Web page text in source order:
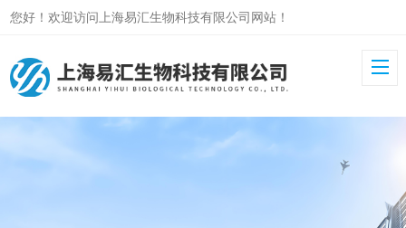
您好！欢迎访问上海易汇生物科技有限公司网站！